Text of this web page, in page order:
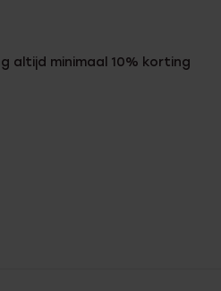
altijd minimaal 10% korting